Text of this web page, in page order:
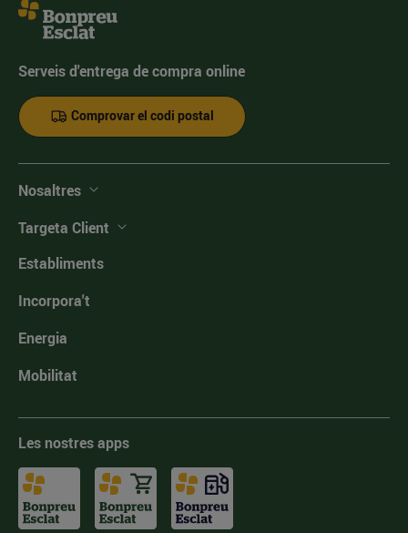
Serveis d'entrega de compra online
Comprovar el codi postal
Nosaltres
Targeta Client
Establiments
Incorpora't
Energia
Mobilitat
Les nostres apps